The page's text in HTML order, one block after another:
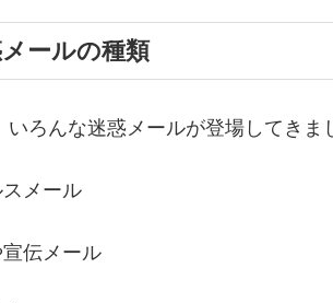
ールの種類
いろんな迷惑メールが登場してきま
スメール
宣伝メール